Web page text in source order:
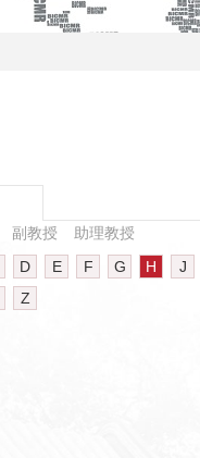
副教授 助理教授
D E F G H J
Z